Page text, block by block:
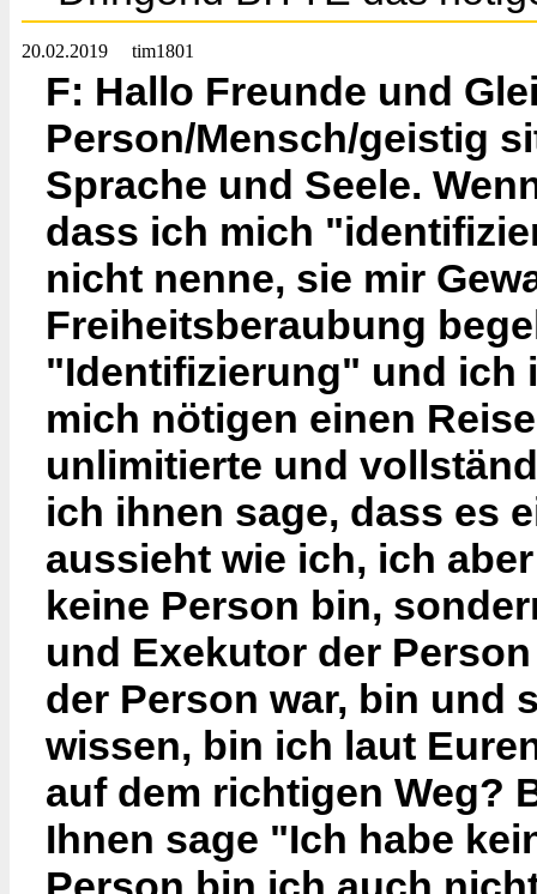
20.02.2019 tim1801
F: Hallo Freunde und
Person/Mensch/geistig
Sprache und Seele.
dass ich mich
nicht nenne, sie mir
Freiheitsberaubung
"Identifizierung" und ich
mich nötigen einen
unlimitierte und
ich ihnen sage, dass es
aussieht wie ich, ich
keine Person bin,
und Exekutor der
der Person war, bin und
wissen, bin ich laut
auf dem richtigen Weg?
Ihnen sage "Ich habe